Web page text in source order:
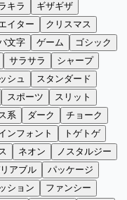
キラ
ギザギザ
イター
クリスマス
文字 ゲーム
ゴシック
サラサラ
シャープ
シュ
スタンダード
スポーツ
スリット
系 ダーク
チョーク
ンフォント
トゲトゲ
ネオン
ノスタルジー
アブル
パッケージ
ション
ファンシー